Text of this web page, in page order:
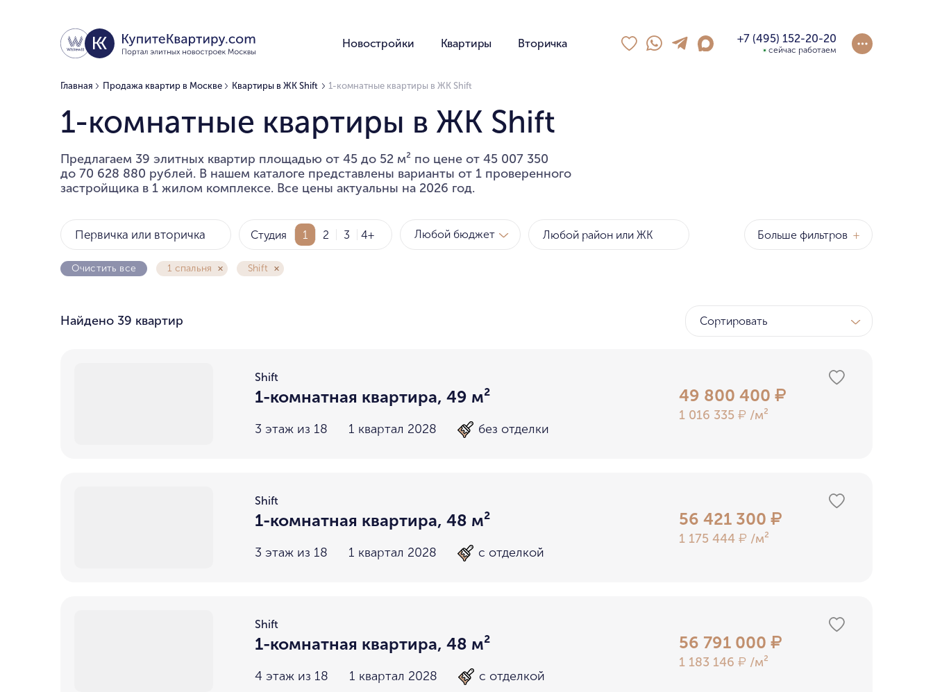
Новостройки Квартиры Вторичка +7 (495) 152-20-20
сейчас работаем
Главная Продажа квартир в Москве Квартиры в ЖК Shift 1-комнатные квартиры в ЖК Shift
1-комнатные квартиры в ЖК Shift
Предлагаем 39 элитных квартир площадью от 45 до 52 м² по цене от 45 007 350
до 70 628 880 рублей. В нашем каталоге представлены варианты от 1 проверенного
застройщика в 1 жилом комплексе. Все цены актуальны на 2026 год.
Первичка или вторичка Студия 1 2 3 4+ Любой бюджет
30-50 миллионов
на Патриарших
Больше фильтров +
Очистить все 1 спальня Shift
Найдено 39 квартир Сортировать
Shift
1-комнатная квартира, 49 м²
3 этаж из 18 1 квартал 2028 без отделки
49 800 400 ₽
1 016 335 ₽ /м²
Shift
1-комнатная квартира, 48 м²
3 этаж из 18 1 квартал 2028 с отделкой
56 421 300 ₽
1 175 444 ₽ /м²
Shift
1-комнатная квартира, 48 м²
4 этаж из 18 1 квартал 2028 с отделкой
56 791 000 ₽
1 183 146 ₽ /м²